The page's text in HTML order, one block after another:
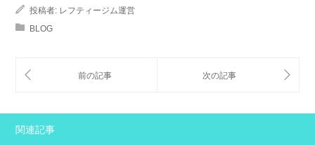
投稿者: レフティージム運営
BLOG
関連記事